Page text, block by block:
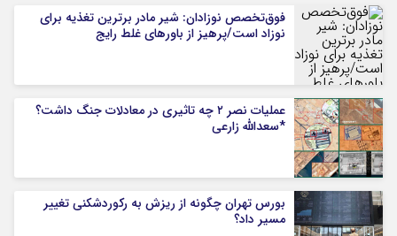
فوق‌تخصص نوزادان: شیر مادر برترین تغذیه برای
نوزاد است/پرهیز از باورهای غلط رایج
عملیات نصر ۲ چه تاثیری در معادلات جنگ داشت؟
*سعدالله زارعی
بورس تهران چگونه از ریزش به رکوردشکنی تغییر
مسیر داد؟